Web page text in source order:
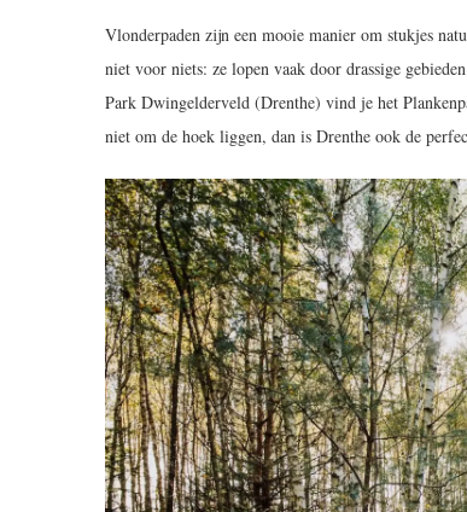
Vlonderpaden zijn een mooie manier om stukjes
niet voor niets: ze lopen vaak door drassige
Park Dwingelderveld (Drenthe) vind je het
niet om de hoek liggen, dan is Drenthe ook de